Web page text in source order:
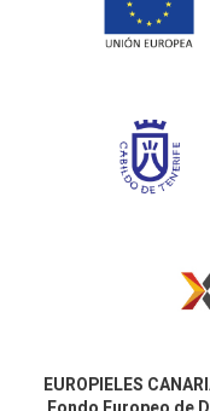
EUROPIELES